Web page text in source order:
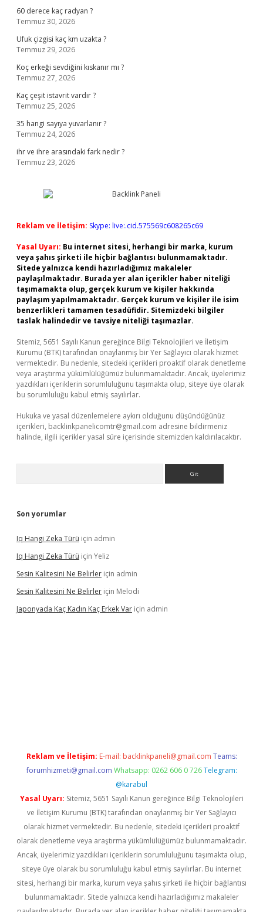
60 derece kaç radyan ?
Temmuz 30, 2026
Ufuk çizgisi kaç km uzakta ?
Temmuz 29, 2026
Koç erkeği sevdiğini kıskanır mı ?
Temmuz 27, 2026
Kaç çeşit istavrit vardır ?
Temmuz 25, 2026
35 hangi sayıya yuvarlanır ?
Temmuz 24, 2026
ihr ve ihre arasındaki fark nedir ?
Temmuz 23, 2026
Reklam ve İletişim: Skype: live:.cid.575569c608265c69
Yasal Uyarı: Bu internet sitesi, herhangi bir marka, kurum
veya şahıs şirketi ile hiçbir bağlantısı bulunmamaktadır.
Sitede yalnızca kendi hazırladığımız makaleler
paylaşılmaktadır. Burada yer alan içerikler haber niteliği
taşımamakta olup, gerçek kurum ve kişiler hakkında
paylaşım yapılmamaktadır. Gerçek kurum ve kişiler ile isim
benzerlikleri tamamen tesadüfidir. Sitemizdeki bilgiler
taslak halindedir ve tavsiye niteliği taşımazlar.
Sitemiz, 5651 Sayılı Kanun gereğince Bilgi Teknolojileri ve İletişim
Kurumu (BTK) tarafından onaylanmış bir Yer Sağlayıcı olarak hizmet
vermektedir. Bu nedenle, sitedeki içerikleri proaktif olarak denetleme
veya araştırma yükümlülüğümüz bulunmamaktadır. Ancak, üyelerimiz
yazdıkları içeriklerin sorumluluğunu taşımakta olup, siteye üye olarak
bu sorumluluğu kabul etmiş sayılırlar.
Hukuka ve yasal düzenlemelere aykırı olduğunu düşündüğünüz
içerikleri, backlinkpanelicomtr@gmail.com adresine bildirmeniz
halinde, ilgili içerikler yasal süre içerisinde sitemizden kaldırılacaktır.
Son yorumlar
Iq Hangi Zeka Türü için admin
Iq Hangi Zeka Türü için Yeliz
Sesin Kalitesini Ne Belirler için admin
Sesin Kalitesini Ne Belirler için Melodi
Japonyada Kaç Kadın Kaç Erkek Var için admin
Reklam ve İletişim: E-mail: backlinkpaneli@gmail.com Teams:
forumhizmeti@gmail.com Whatsapp: 0262 606 0 726 Telegram:
@karabul
Yasal Uyarı: Sitemiz, 5651 Sayılı Kanun gereğince Bilgi Teknolojileri
ve İletişim Kurumu (BTK) tarafından onaylanmış bir Yer Sağlayıcı
olarak hizmet vermektedir. Bu nedenle, sitedeki içerikleri proaktif
olarak denetleme veya araştırma yükümlülüğümüz bulunmamaktadır.
Ancak, üyelerimiz yazdıkları içeriklerin sorumluluğunu taşımakta olup,
siteye üye olarak bu sorumluluğu kabul etmiş sayılırlar. Bu internet
sitesi, herhangi bir marka, kurum veya şahıs şirketi ile hiçbir bağlantısı
bulunmamaktadır. Sitede yalnızca kendi hazırladığımız makaleler